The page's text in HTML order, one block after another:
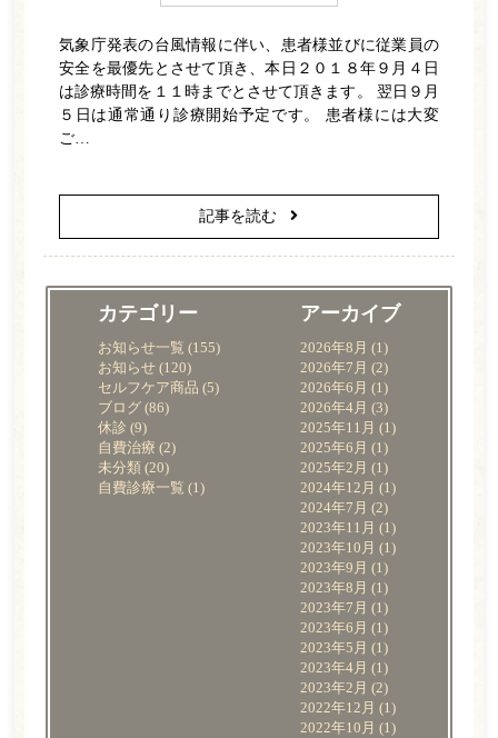
気象庁発表の台風情報に伴い、患者様並びに従業員の
安全を最優先とさせて頂き、本日２０１８年９月４日
は診療時間を１１時までとさせて頂きます。 翌日９月
５日は通常通り診療開始予定です。 患者様には大変
ご…
記事を読む
カテゴリー
お知らせ一覧 (155)
お知らせ (120)
セルフケア商品 (5)
ブログ (86)
休診 (9)
自費治療 (2)
未分類 (20)
自費診療一覧 (1)
アーカイブ
2026年8月 (1)
2026年7月 (2)
2026年6月 (1)
2026年4月 (3)
2025年11月 (1)
2025年6月 (1)
2025年2月 (1)
2024年12月 (1)
2024年7月 (2)
2023年11月 (1)
2023年10月 (1)
2023年9月 (1)
2023年8月 (1)
2023年7月 (1)
2023年6月 (1)
2023年5月 (1)
2023年4月 (1)
2023年2月 (2)
2022年12月 (1)
2022年10月 (1)
ホワイトニング
訪問歯科
矯正歯科
インプラント
料金表
院内紹介
よくある質問
アクセス・診療時間
お知らせ一覧
WEB予約
電話をかける